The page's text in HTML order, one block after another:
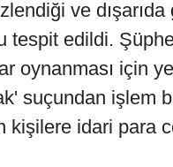
ve dışarıda
tespit edildi.
oynanması için
suçundan işlem
kişilere idari para